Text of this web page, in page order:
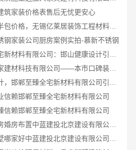
筑家装价格表售后无忧更安心
无锡毛坯房半包价格，无锡亿莱居装饰工程材料有限公司
钢家装公司厨房案例实拍-慕新不锈钢
嘉兴绿色之家建材科技有限公司——本市口碑装修服务实惠优选
信赖邯郸至臻全宅新材料有限公司
信赖邯郸至臻全宅新材料有限公司
优秀农村建房婚房布置中蓝建投北京建设有限公司四川